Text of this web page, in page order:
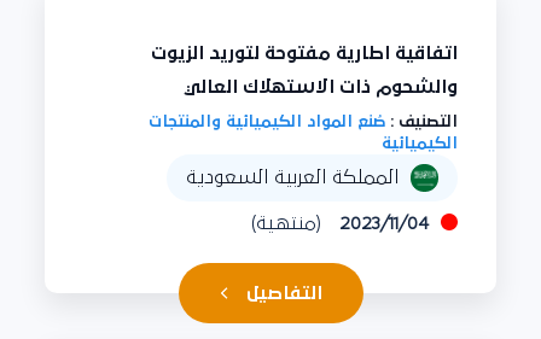
اتفاقية اطارية مفتوحة لتوريد الزيوت
والشحوم ذات الاستهلاك العالي
التصنيف : صُنع المواد الكيميائية والمنتجات
الكيميائية
المملكة العربية السعودية
2023/11/04 (منتهية)
التفاصيل